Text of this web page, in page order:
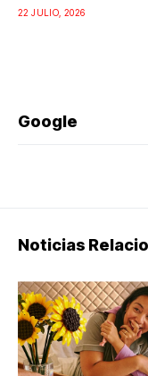
22 JULIO, 2026
Google
Noticias